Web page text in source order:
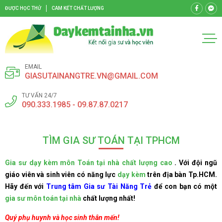
ĐƯỢC HỌC THỬ CAM KẾT CHẤT LƯỢNG
EMAIL
GIASUTAINANGTRE.VN@GMAIL.COM
TƯ VẤN 24/7
090.333.1985 - 09.87.87.0217
TÌM GIA SƯ TOÁN TẠI TPHCM
Gia sư dạy kèm môn Toán tại nhà chất lượng cao . Với đội ngũ
giáo viên và sinh viên có năng lực dạy kèm trên địa bàn Tp.HCM.
Hãy đến với Trung tâm Gia sư Tài Năng Trẻ để con bạn có một
gia sư môn toán tại nhà chất lượng nhất!
Quý phụ huynh và học sinh thân mến!